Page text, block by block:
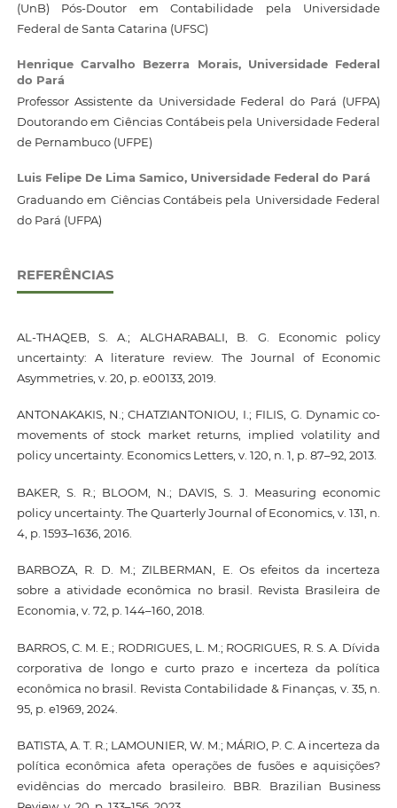
(UnB) Pós-Doutor em Contabilidade pela Universidade
Federal de Santa Catarina (UFSC)
Henrique Carvalho Bezerra Morais, Universidade Federal
do Pará
Professor Assistente da Universidade Federal do Pará (UFPA)
Doutorando em Ciências Contábeis pela Universidade Federal
de Pernambuco (UFPE)
Luis Felipe De Lima Samico, Universidade Federal do Pará
Graduando em Ciências Contábeis pela Universidade Federal
do Pará (UFPA)
REFERÊNCIAS
AL-THAQEB, S. A.; ALGHARABALI, B. G. Economic policy
uncertainty: A literature review. The Journal of Economic
Asymmetries, v. 20, p. e00133, 2019.
ANTONAKAKIS, N.; CHATZIANTONIOU, I.; FILIS, G. Dynamic co-
movements of stock market returns, implied volatility and
policy uncertainty. Economics Letters, v. 120, n. 1, p. 87–92, 2013.
BAKER, S. R.; BLOOM, N.; DAVIS, S. J. Measuring economic
policy uncertainty. The Quarterly Journal of Economics, v. 131, n.
4, p. 1593–1636, 2016.
BARBOZA, R. D. M.; ZILBERMAN, E. Os efeitos da incerteza
sobre a atividade econômica no brasil. Revista Brasileira de
Economia, v. 72, p. 144–160, 2018.
BARROS, C. M. E.; RODRIGUES, L. M.; ROGRIGUES, R. S. A. Dívida
corporativa de longo e curto prazo e incerteza da política
econômica no brasil. Revista Contabilidade & Finanças, v. 35, n.
95, p. e1969, 2024.
BATISTA, A. T. R.; LAMOUNIER, W. M.; MÁRIO, P. C. A incerteza da
política econômica afeta operações de fusões e aquisições?
evidências do mercado brasileiro. BBR. Brazilian Business